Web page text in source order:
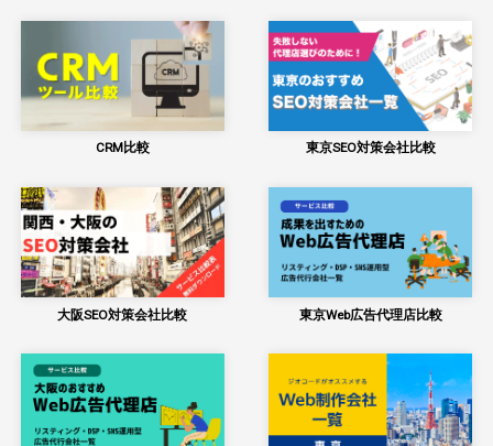
CRM比較 東京SEO対策会社比較
大阪SEO対策会社比較 東京Web広告代理店比較